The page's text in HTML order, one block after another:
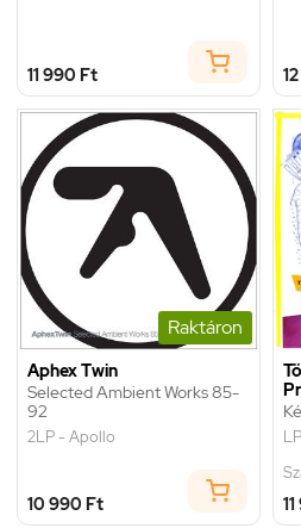
11 990 Ft
Raktáron
Aphex Twin
Selected Ambient Works 85-
92
2LP - Apollo
10 990 Ft